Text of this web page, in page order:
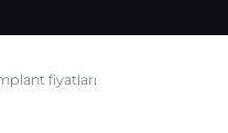
fiyatları